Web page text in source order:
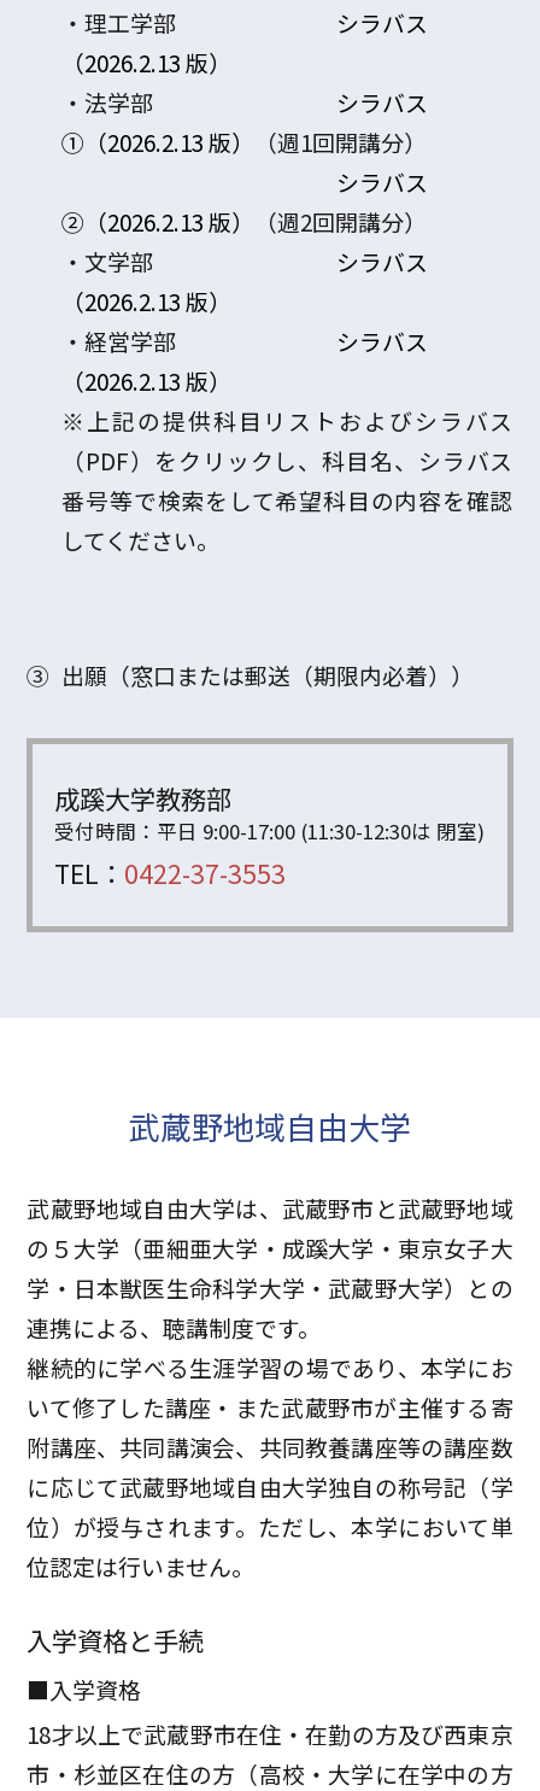
・理工学部 シラバス
（2026.2.13 版）
・法学部 シラバス
①（2026.2.13 版）
（週1回開講分）
シラバス
②（2026.2.13 版）
（週2回開講分）
・文学部 シラバス
（2026.2.13 版）
・経営学部 シラバス
（2026.2.13 版）
※上記の提供科目リストおよびシラバス
（PDF）をクリックし、科目名、シラバス
番号等で検索をして希望科目の内容を確認
してください。
③ 出願（窓口または郵送（期限内必着））
成蹊大学教務部
受付時間： 平日 9:00-17:00 (11:30-12:30は 閉室)
TEL： 0422-37-3553
武蔵野地域自由大学
武蔵野地域自由大学は、武蔵野市と武蔵野地域
の５大学（亜細亜大学・成蹊大学・東京女子大
学・日本獣医生命科学大学・武蔵野大学）との
連携による、聴講制度です。
継続的に学べる生涯学習の場であり、本学にお
いて修了した講座・また武蔵野市が主催する寄
附講座、共同講演会、共同教養講座等の講座数
に応じて武蔵野地域自由大学独自の称号記（学
位）が授与されます。ただし、本学において単
位認定は行いません。
入学資格と手続
■入学資格
18才以上で武蔵野市在住・在勤の方及び西東京
市・杉並区在住の方（高校・大学に在学中の方